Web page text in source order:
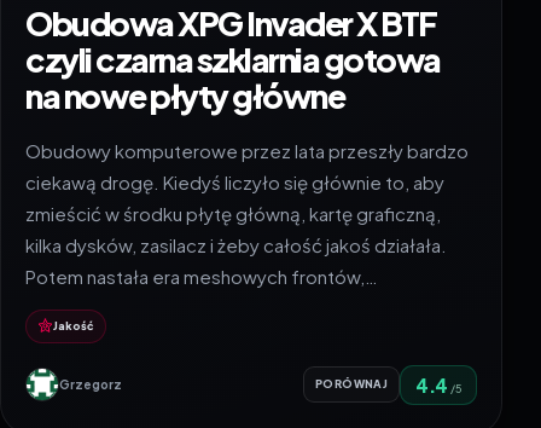
Obudowa XPG Invader X BTF
czyli czarna szklarnia gotowa
na nowe płyty główne
Obudowy komputerowe przez lata przeszły bardzo
ciekawą drogę. Kiedyś liczyło się głównie to, aby
zmieścić w środku płytę główną, kartę graficzną,
kilka dysków, zasilacz i żeby całość jakoś działała.
Potem nastała era meshowych frontów,…
Jakość
Grzegorz PORÓWNAJ 4.4 /5